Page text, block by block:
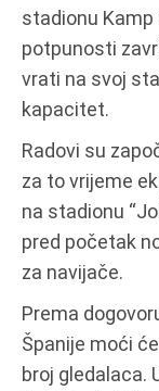
stadionu Kamp
potpunosti
vrati na svoj
kapacitet.
Radovi su
za to vrijeme
na stadionu
pred početak
za navijače.
Prema
Španije moći
broj gledalaca.